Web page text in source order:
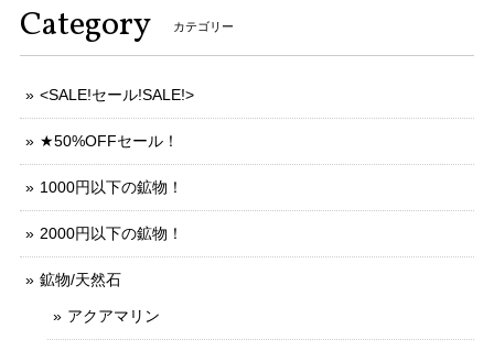
Category カテゴリー
<SALE!セール!SALE!>
★50%OFFセール！
1000円以下の鉱物！
2000円以下の鉱物！
鉱物/天然石
アクアマリン